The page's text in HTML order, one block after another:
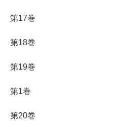
第17巻
第18巻
第19巻
第1巻
第20巻